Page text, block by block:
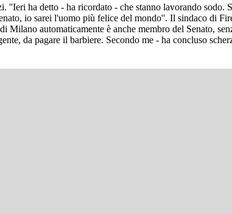
ha detto - ha ricordato - che stanno lavorando sodo.
io sarei l'uomo più felice del mondo''. Il sindaco di
automaticamente è anche membro del Senato,
da pagare il barbiere. Secondo me - ha concluso